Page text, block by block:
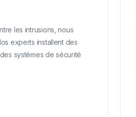
les intrusions, nous
experts installent des
systèmes de sécurité